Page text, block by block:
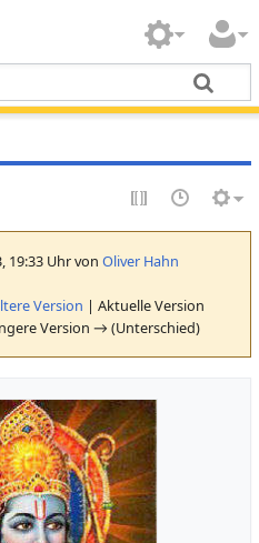
19:33 Uhr vonOliver Hahn
Version | Aktuelle Version
Version → (Unterschied)